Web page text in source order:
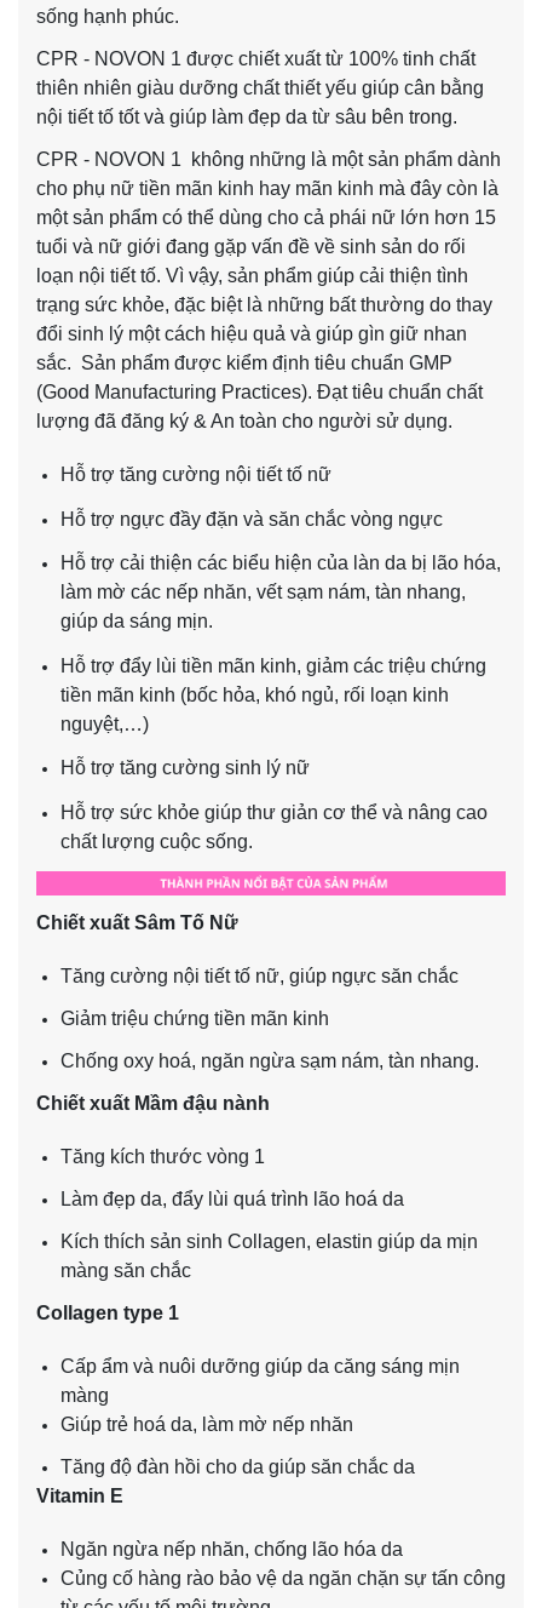
sống hạnh phúc.
CPR - NOVON 1 được chiết xuất từ 100% tinh chất
thiên nhiên giàu dưỡng chất thiết yếu giúp cân bằng
nội tiết tố tốt và giúp làm đẹp da từ sâu bên trong.
CPR - NOVON 1 không những là một sản phẩm dành
cho phụ nữ tiền mãn kinh hay mãn kinh mà đây còn là
một sản phẩm có thể dùng cho cả phái nữ lớn hơn 15
tuổi và nữ giới đang gặp vấn đề về sinh sản do rối
loạn nội tiết tố. Vì vậy, sản phẩm giúp cải thiện tình
trạng sức khỏe, đặc biệt là những bất thường do thay
đổi sinh lý một cách hiệu quả và giúp gìn giữ nhan
sắc. Sản phẩm được kiểm định tiêu chuẩn GMP
(Good Manufacturing Practices). Đạt tiêu chuẩn chất
lượng đã đăng ký & An toàn cho người sử dụng.
Hỗ trợ tăng cường nội tiết tố nữ
Hỗ trợ ngực đầy đặn và săn chắc vòng ngực
Hỗ trợ cải thiện các biểu hiện của làn da bị lão hóa,
làm mờ các nếp nhăn, vết sạm nám, tàn nhang,
giúp da sáng mịn.
Hỗ trợ đẩy lùi tiền mãn kinh, giảm các triệu chứng
tiền mãn kinh (bốc hỏa, khó ngủ, rối loạn kinh
nguyệt,…)
Hỗ trợ tăng cường sinh lý nữ
Hỗ trợ sức khỏe giúp thư giản cơ thể và nâng cao
chất lượng cuộc sống.
Chiết xuất Sâm Tố Nữ
Tăng cường nội tiết tố nữ, giúp ngực săn chắc
Giảm triệu chứng tiền mãn kinh
Chống oxy hoá, ngăn ngừa sạm nám, tàn nhang.
Chiết xuất Mầm đậu nành
Tăng kích thước vòng 1
Làm đẹp da, đẩy lùi quá trình lão hoá da
Kích thích sản sinh Collagen, elastin giúp da mịn
màng săn chắc
Collagen type 1
Cấp ẩm và nuôi dưỡng giúp da căng sáng mịn
màng
Giúp trẻ hoá da, làm mờ nếp nhăn
Tăng độ đàn hồi cho da giúp săn chắc da
Vitamin E
Ngăn ngừa nếp nhăn, chống lão hóa da
Củng cố hàng rào bảo vệ da ngăn chặn sự tấn công